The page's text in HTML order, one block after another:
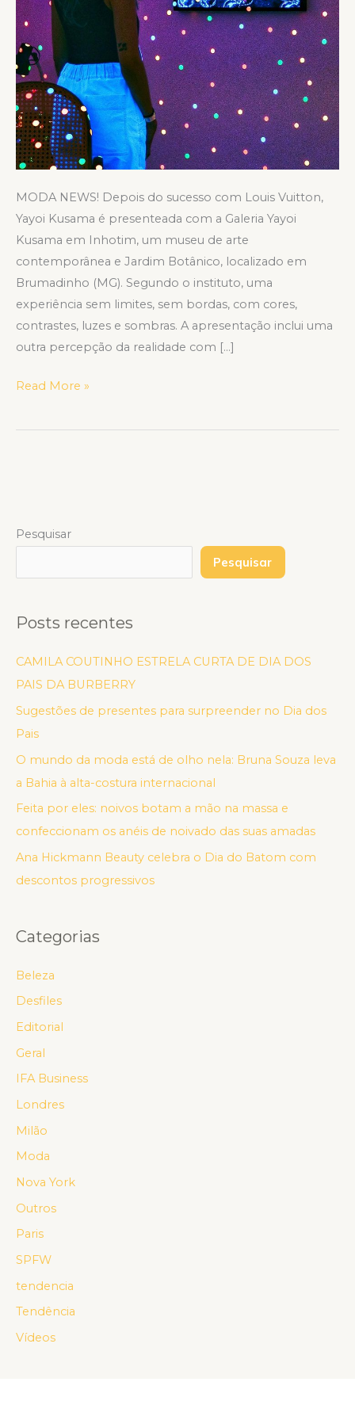
MODA NEWS! Depois do sucesso com Louis Vuitton,
Yayoi Kusama é presenteada com a Galeria Yayoi
Kusama em Inhotim, um museu de arte
contemporânea e Jardim Botânico, localizado em
Brumadinho (MG). Segundo o instituto, uma
experiência sem limites, sem bordas, com cores,
contrastes, luzes e sombras. A apresentação inclui uma
outra percepção da realidade com […]
Read More »
Pesquisar
Pesquisar
Posts recentes
CAMILA COUTINHO ESTRELA CURTA DE DIA DOS
PAIS DA BURBERRY
Sugestões de presentes para surpreender no Dia dos
Pais
O mundo da moda está de olho nela: Bruna Souza leva
a Bahia à alta-costura internacional
Feita por eles: noivos botam a mão na massa e
confeccionam os anéis de noivado das suas amadas
Ana Hickmann Beauty celebra o Dia do Batom com
descontos progressivos
Categorias
Beleza
Desfiles
Editorial
Geral
IFA Business
Londres
Milão
Moda
Nova York
Outros
Paris
SPFW
tendencia
Tendência
Vídeos